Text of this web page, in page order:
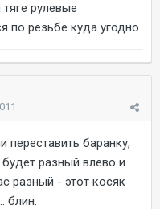
тяге рулевые
по резьбе куда угодно.
переставить баранку,
разный влево и
разный - этот косяк
блин.